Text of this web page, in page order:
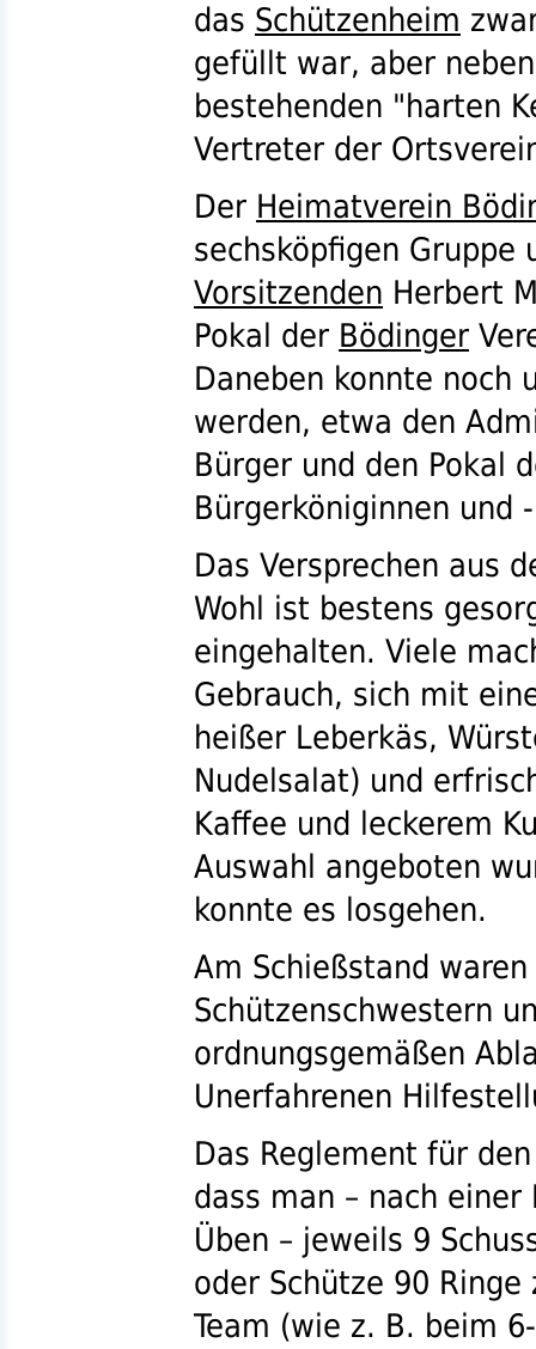
das Schützenheim
gefüllt war, aber
bestehenden "harten
Vertreter der
Der Heimatverein
sechsköpfigen Gruppe
Vorsitzenden Herbert
Pokal der Bödinger
Daneben konnte noch
werden, etwa den
Bürger und den Pokal
Bürgerköniginnen und
Das Versprechen aus
Wohl ist bestens
eingehalten. Viele
Gebrauch, sich mit
heißer Leberkäs,
Nudelsalat) und
Kaffee und leckerem
Auswahl angeboten
konnte es losgehen.
Am Schießstand
Schützenschwestern
ordnungsgemäßen
Unerfahrenen
Das Reglement für
dass man – nach einer
Üben – jeweils 9
oder Schütze 90
Team (wie z. B. beim